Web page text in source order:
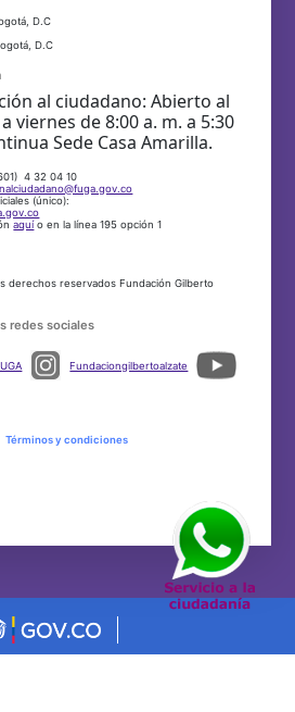
D.C
D.C
al ciudadano: Abierto al
viernes de 8:00 a. m. a 5:30
Sede Casa Amarilla.
4 32 04 10
(único):
aquío en la línea 195 opción 1
derechos reservados Fundación Gilberto
redes sociales
Fundaciongilbertoalzate
Términos y condiciones